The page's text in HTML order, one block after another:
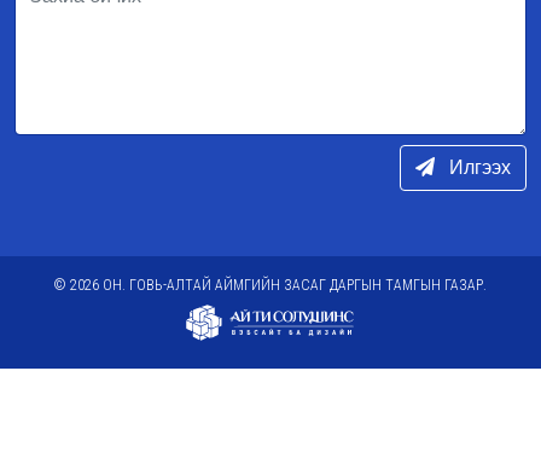
Илгээх
© 2026 ОН. ГОВЬ-АЛТАЙ АЙМГИЙН ЗАСАГ ДАРГЫН ТАМГЫН ГАЗАР.